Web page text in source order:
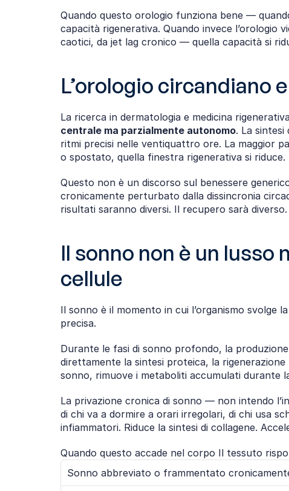
Quando questo orologio funziona bene —
capacità rigenerativa. Quando invece
caotici, da jet lag cronico — quella capacità si
L’orologio circandiano
La ricerca in dermatologia e medicina
centrale ma parzialmente autonomo. La
ritmi precisi nelle ventiquattro ore. La maggior
o spostato, quella finestra rigenerativa si
Questo non è un discorso sul benessere
cronicamente perturbato dalla dissincronia
risultati saranno diversi. Il recupero sarà
Il sonno non è un
cellule
Il sonno è il momento in cui l’organismo svolge
precisa.
Durante le fasi di sonno profondo, la
direttamente la sintesi proteica, la
sonno, rimuove i metaboliti accumulati durante
La privazione cronica di sonno — non intendo
di chi va a dormire a orari irregolari, di chi usa
infiammatori. Riduce la sintesi di collagene.
Quando questo accade nel corpo Il tessuto
Sonno abbreviato o frammentato